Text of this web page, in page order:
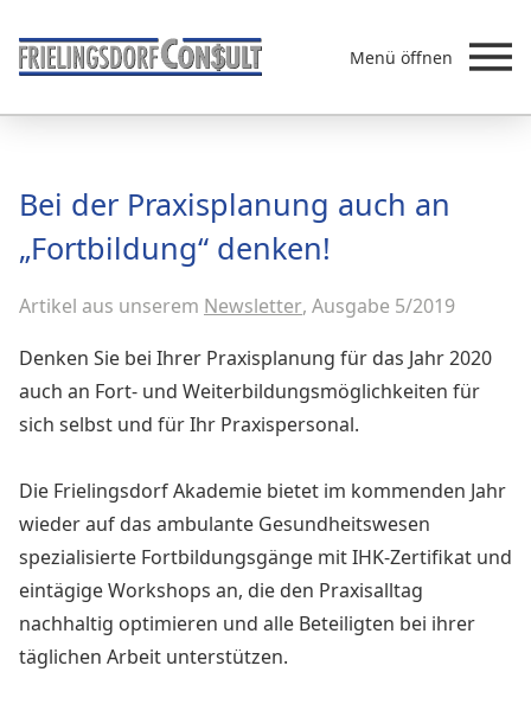
Menü öffnen
Beratung
Akademie
MVZ/Ärztenetze
Über uns
Newsletter & Presse
Bei der Praxisplanung auch an
„Fortbildung“ denken!
Artikel aus unserem Newsletter, Ausgabe 5/2019
Denken Sie bei Ihrer Praxisplanung für das Jahr 2020
auch an Fort- und Weiterbildungsmöglichkeiten für
sich selbst und für Ihr Praxispersonal.
Die Frielingsdorf Akademie bietet im kommenden Jahr
wieder auf das ambulante Gesundheitswesen
spezialisierte Fortbildungsgänge mit IHK-Zertifikat und
eintägige Workshops an, die den Praxisalltag
nachhaltig optimieren und alle Beteiligten bei ihrer
täglichen Arbeit unterstützen.